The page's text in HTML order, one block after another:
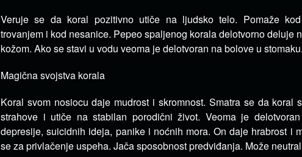
Veruje se da koral pozitivno utiče na ljudsko telo. Pomaže
trovanjem i kod nesanice. Pepeo spaljenog korala delotvorno deluje
kožom. Ako se stavi u vodu veoma je delotvoran na bolove u stomaku.
Magična svojstva korala
Koral svom nosiocu daje mudrost i skromnost. Smatra se da koral
strahove i utiče na stabilan porodični život. Veoma je
depresije, suicidnih ideja, panike i noćnih mora. On daje hrabrost i
se za privlačenje uspeha. Jača sposobnost predviđanja. Može